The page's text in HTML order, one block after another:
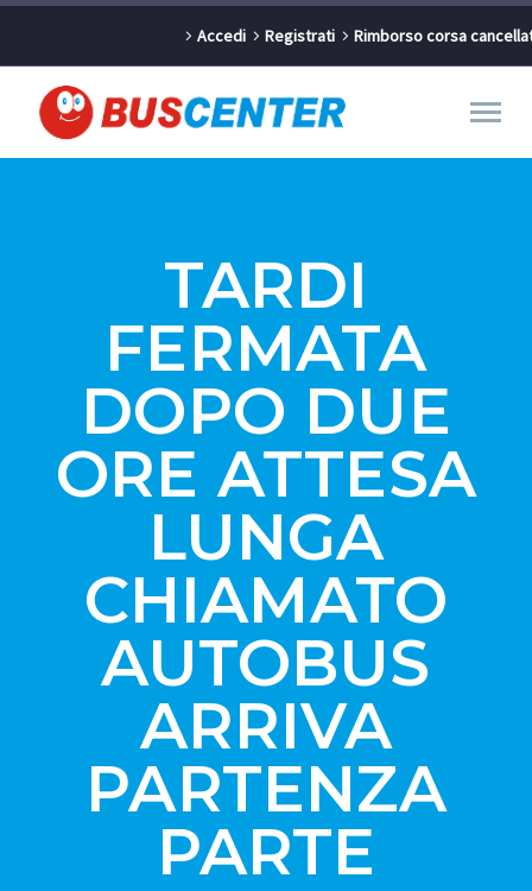
Accedi Registrati Rimborso corsa
TARDI
FERMATA
DOPO DUE
ORE ATTESA
LUNGA
CHIAMATO
AUTOBUS
ARRIVA
PARTENZA
PARTE